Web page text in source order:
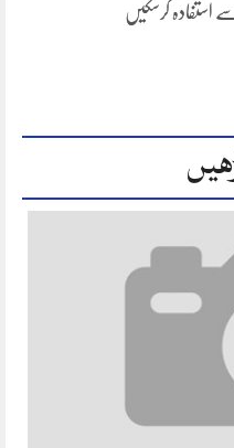
استفادہ کرسکیں